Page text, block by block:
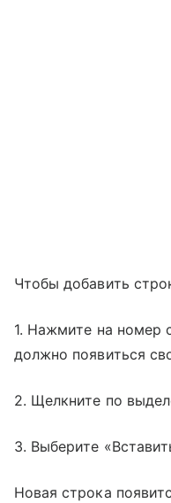
Чтобы добавить
1. Нажмите на номер
должно появиться
2. Щелкните по
3. Выберите
Новая строка